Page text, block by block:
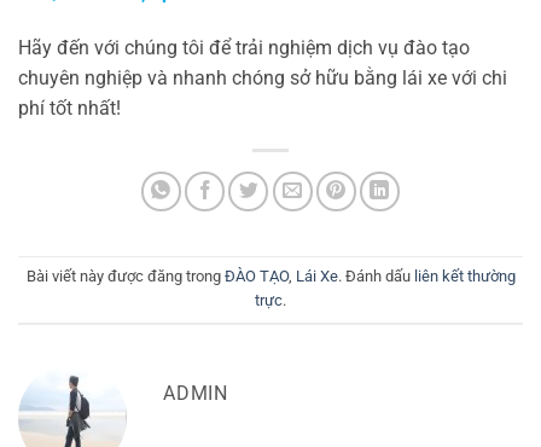
Hãy đến với chúng tôi để trải nghiệm dịch vụ đào tạo
chuyên nghiệp và nhanh chóng sở hữu bằng lái xe với chi
phí tốt nhất!
Bài viết này được đăng trong ĐÀO TẠO, Lái Xe. Đánh dấu liên kết thường
trực.
ADMIN